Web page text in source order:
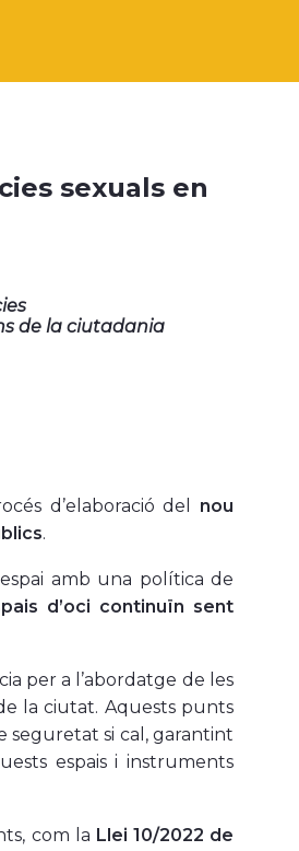
sexuals en
de la ciutadania
d’elaboració del nou
.
amb una política de
d’oci continuïn sent
per a l’abordatge de les
la ciutat. Aquests punts
seguretat si cal, garantint
espais i instruments
com la Llei 10/2022 de